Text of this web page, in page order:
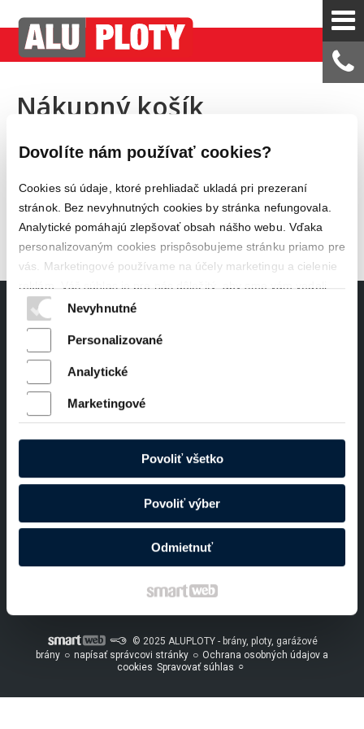
Nákupný košík
0 položiek
Dovolíte nám používať cookies?
Cookies sú údaje, ktoré prehliadač ukladá pri prezeraní
stránok. Bez nevyhnutných cookies by stránka nefungovala.
Analytické pomáhajú zlepšovať obsah nášho webu. Vďaka
personalizovaným cookies prispôsobujeme stránku priamo pre
vás. Marketingové používame na účely marketingu a cielenie
reklám. Váš súhlas je pre nás dôležitý, aby sme vám vedeli
ponúknuť čo najlepší obsah.
Ochrana osobných údajov a cookies
Nevyhnutné
Personalizované
Analytické
Marketingové
Odmietnuť
Povoliť výber
Povoliť všetko
Informujte sa
+421 948 252 643
info@aluploty.sk
Ploty a brány
Hliníkové brány a ploty
ALUPLOTY
Spoľahlivé brány a ploty,ktoré slúžia dlhé roky.
© 2025 ALUPLOTY - brány, ploty, garážové
brány
napísať správcovi stránky
Ochrana osobných údajov a
cookies Spravovať súhlas